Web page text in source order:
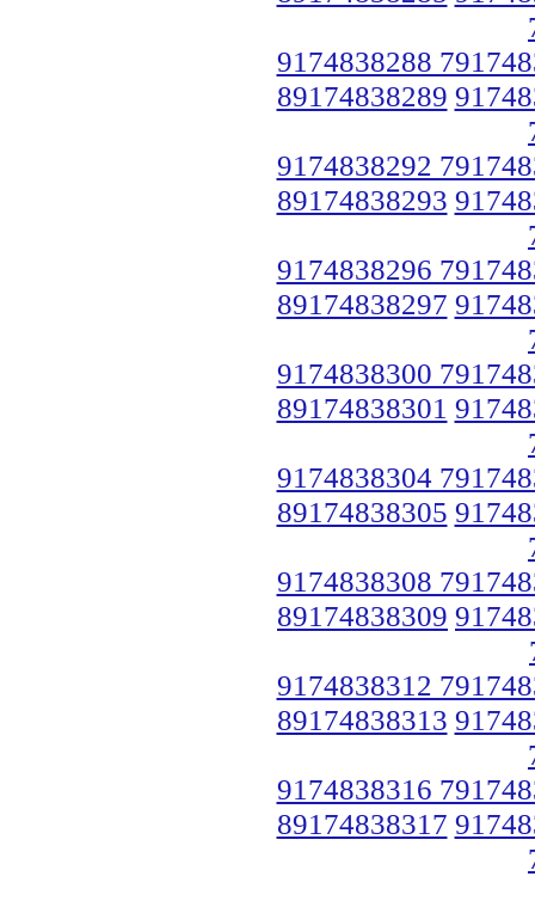
9174838288
89174838289
9174838292
89174838293
9174838296
89174838297
9174838300
89174838301
9174838304
89174838305
9174838308
89174838309
9174838312
89174838313
9174838316
89174838317